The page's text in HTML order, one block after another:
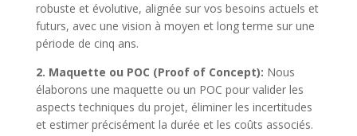
robuste et évolutive, alignée sur vos besoins actuels et
futurs, avec une vision à moyen et long terme sur une
période de cinq ans.
2. Maquette ou POC (Proof of Concept): Nous
élaborons une maquette ou un POC pour valider les
aspects techniques du projet, éliminer les incertitudes
et estimer précisément la durée et les coûts associés.